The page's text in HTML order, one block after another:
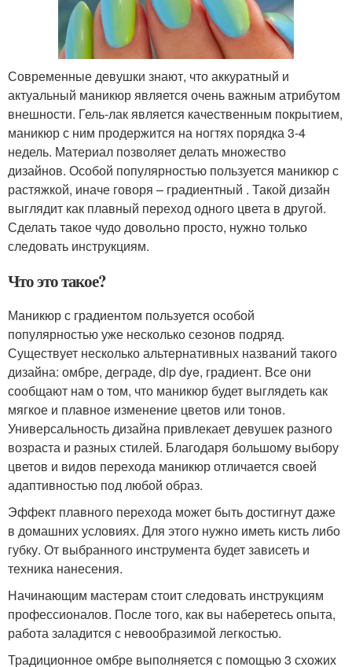
Современные девушки знают, что аккуратный и
актуальный маникюр является очень важным атрибутом
внешности. Гель-лак является качественным покрытием,
маникюр с ним продержится на ногтях порядка 3-4
недель. Материал позволяет делать множество
дизайнов. Особой популярностью пользуется маникюр с
растяжкой, иначе говоря – градиентный . Такой дизайн
выглядит как плавный переход одного цвета в другой.
Сделать такое чудо довольно просто, нужно только
следовать инструкциям.
Что это такое?
Маникюр с градиентом пользуется особой
популярностью уже несколько сезонов подряд.
Существует несколько альтернативных названий такого
дизайна: омбре, деграде, dip dye, градиент. Все они
сообщают нам о том, что маникюр будет выглядеть как
мягкое и плавное изменение цветов или тонов.
Универсальность дизайна привлекает девушек разного
возраста и разных стилей. Благодаря большому выбору
цветов и видов перехода маникюр отличается своей
адаптивностью под любой образ.
Эффект плавного перехода может быть достигнут даже
в домашних условиях. Для этого нужно иметь кисть либо
губку. От выбранного инструмента будет зависеть и
техника нанесения.
Начинающим мастерам стоит следовать инструкциям
профессионалов. После того, как вы наберетесь опыта,
работа заладится с невообразимой легкостью.
Традиционное омбре выполняется с помощью 3 схожих